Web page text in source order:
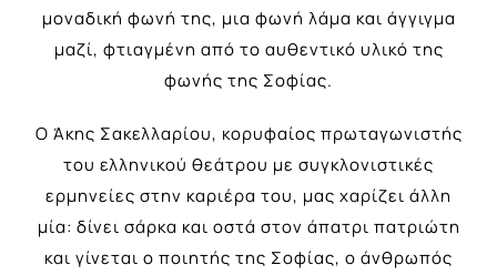
μοναδική φωνή της, μια φωνή λάμα και άγγιγμα
μαζί, φτιαγμένη από το αυθεντικό υλικό της
φωνής της Σοφίας.
Ο Άκης Σακελλαρίου, κορυφαίος πρωταγωνιστής
του ελληνικού θεάτρου με συγκλονιστικές
ερμηνείες στην καριέρα του, μας χαρίζει άλλη
μία: δίνει σάρκα και οστά στον άπατρι πατριώτη
και γίνεται ο ποιητής της Σοφίας, ο άνθρωπός